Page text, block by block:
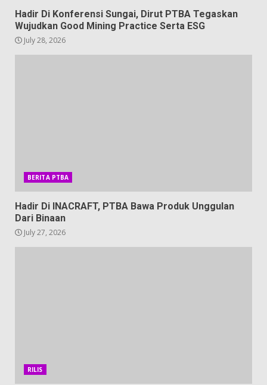
Hadir Di Konferensi Sungai, Dirut PTBA Tegaskan
Wujudkan Good Mining Practice Serta ESG
July 28, 2026
BERITA PTBA
Hadir Di INACRAFT, PTBA Bawa Produk Unggulan
Dari Binaan
July 27, 2026
RILIS